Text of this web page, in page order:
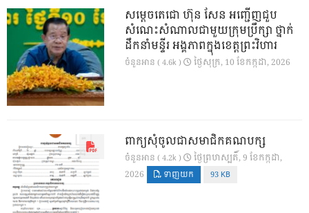
សម្តេចតេជោ ហ៊ុន សែន អញ្ជើញជួប
សំណេះសំណាលជាមួយក្រុមប្រឹក្សា ថ្នាក់
ដឹកនាំមន្ទីរ អង្គភាពក្នុងខេត្តព្រះវិហារ
ចំនួនអាន ( 4.6k ) ថ្ងៃ​សុក្រ, 10 ខែ​កក្កដា, 2026
ពាក្យសុំចូលជាសមាជិកគណបក្ស
ចំនួនអាន ( 4.2k )
ថ្ងៃ​ព្រហស្បតិ៍, 9 ខែ​កក្កដា,
2026
ទាញយក 93 KB